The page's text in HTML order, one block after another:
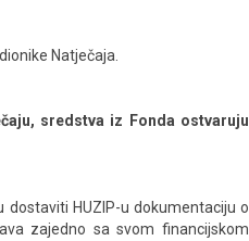
Natječaja.
sredstva iz Fonda ostvaruju
HUZIP-u dokumentaciju o
zajedno sa svom financijskom